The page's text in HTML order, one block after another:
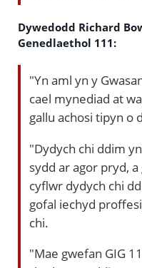
Dywedodd Richard
Genedlaethol 111:
"Yn aml yn y
cael mynediad at
gallu achosi tipyn o
"Dydych chi ddim
sydd ar agor pryd,
cyflwr dydych chi
gofal iechyd
chi.
"Mae gwefan GIG